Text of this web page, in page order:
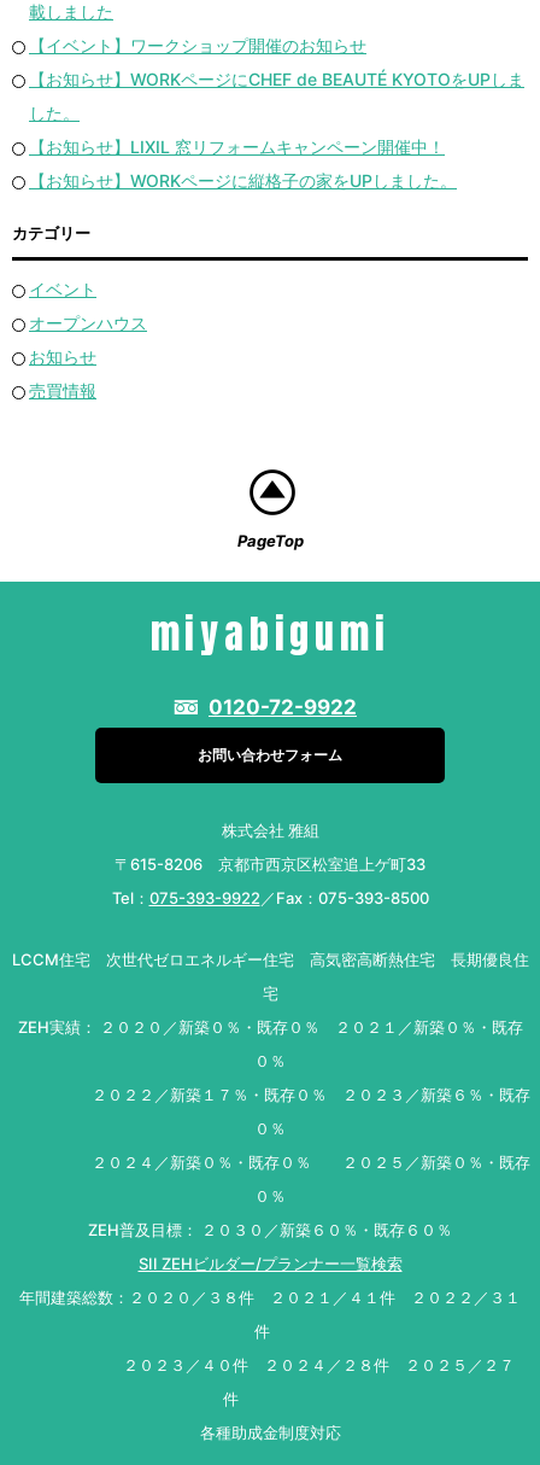
載しました
【イベント】ワークショップ開催のお知らせ
【お知らせ】WORKページにCHEF de BEAUTÉ KYOTOをUPしま
した。
【お知らせ】LIXIL 窓リフォームキャンペーン開催中！
【お知らせ】WORKページに縦格子の家をUPしました。
カテゴリー
イベント
オープンハウス
お知らせ
売買情報
PageTop
miyabigumi
0120-72-9922
お問い合わせフォーム
株式会社 雅組
〒615-8206 京都市西京区松室追上ゲ町33
Tel： 075-393-9922 ／Fax：075-393-8500
LCCM住宅 次世代ゼロエネルギー住宅 高気密高断熱住宅 長期優良住
宅
ZEH実績： ２０２０／新築０％・既存０％ ２０２１／新築０％・既存
０％
２０２２／新築１７％・既存０％ ２０２３／新築６％・既存
０％
２０２４／新築０％・既存０％ ２０２５／新築０％・既存
０％
ZEH普及目標： ２０３０／新築６０％・既存６０％
SII ZEHビルダー/プランナー一覧検索
年間建築総数：２０２０／３８件 ２０２１／４１件 ２０２２／３１
件
２０２３／４０件 ２０２４／２８件 ２０２５／２７
件
各種助成金制度対応